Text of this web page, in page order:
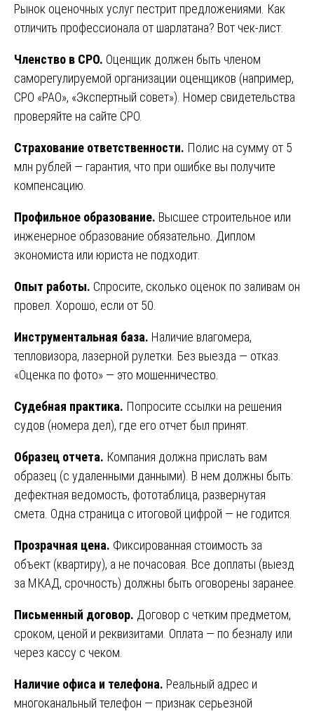
Рынок оценочных услуг пестрит предложениями. Как
отличить профессионала от шарлатана? Вот чек-лист.
Членство в СРО. Оценщик должен быть членом
саморегулируемой организации оценщиков (например,
СРО «РАО», «Экспертный совет»). Номер свидетельства
проверяйте на сайте СРО.
Страхование ответственности. Полис на сумму от 5
млн рублей — гарантия, что при ошибке вы получите
компенсацию.
Профильное образование. Высшее строительное или
инженерное образование обязательно. Диплом
экономиста или юриста не подходит.
Опыт работы. Спросите, сколько оценок по заливам он
провел. Хорошо, если от 50.
Инструментальная база. Наличие влагомера,
тепловизора, лазерной рулетки. Без выезда — отказ.
«Оценка по фото» — это мошенничество.
Судебная практика. Попросите ссылки на решения
судов (номера дел), где его отчет был принят.
Образец отчета. Компания должна прислать вам
образец (с удаленными данными). В нем должны быть:
дефектная ведомость, фототаблица, развернутая
смета. Одна страница с итоговой цифрой — не годится.
Прозрачная цена. Фиксированная стоимость за
объект (квартиру), а не почасовая. Все доплаты (выезд
за МКАД, срочность) должны быть оговорены заранее.
Письменный договор. Договор с четким предметом,
сроком, ценой и реквизитами. Оплата — по безналу или
через кассу с чеком.
Наличие офиса и телефона. Реальный адрес и
многоканальный телефон — признак серьезной